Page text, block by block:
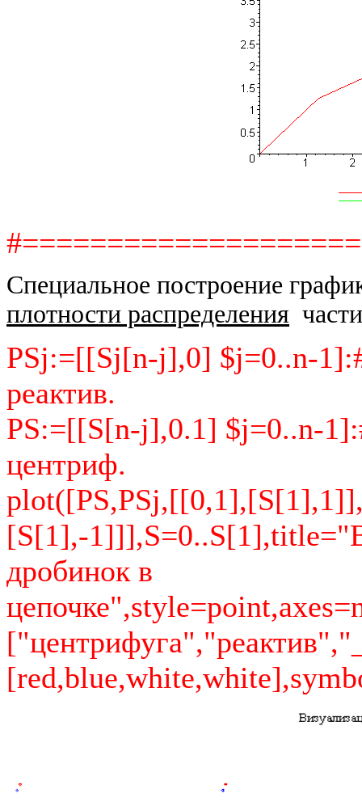
Специальное построение
плотности распределения
PSj:=[[Sj[n-j],0] $j=0..n-
реактив.
PS:=[[S[n-j],0.1] $j=0..n-
центриф.
[S[1],-
дробинок в